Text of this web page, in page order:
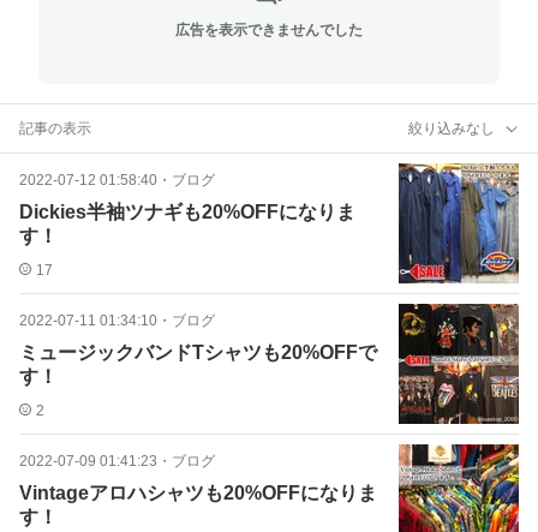
広告を表示できませんでした
記事の表示 絞り込みなし
2022-07-12 01:58:40 ・ ブログ
Dickies半袖ツナギも20%OFFになりま
す！
17
2022-07-11 01:34:10 ・ ブログ
ミュージックバンドTシャツも20%OFFで
す！
2
2022-07-09 01:41:23 ・ ブログ
Vintageアロハシャツも20%OFFになりま
す！